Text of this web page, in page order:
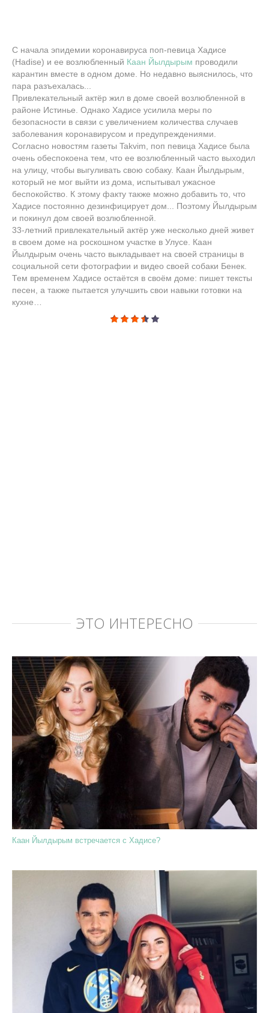
С начала эпидемии коронавируса поп-певица Хадисе
(Hadise) и ее возлюбленный Каан Йылдырым проводили
карантин вместе в одном доме. Но недавно выяснилось, что
пара разъехалась...
Привлекательный актёр жил в доме своей возлюбленной в
районе Истинье. Однако Хадисе усилила меры по
безопасности в связи с увеличением количества случаев
заболевания коронавирусом и предупреждениями.
Согласно новостям газеты Takvim, поп певица Хадисе была
очень обеспокоена тем, что ее возлюбленный часто выходил
на улицу, чтобы выгуливать свою собаку. Каан Йылдырым,
который не мог выйти из дома, испытывал ужасное
беспокойство. К этому факту также можно добавить то, что
Хадисе постоянно дезинфицирует дом... Поэтому Йылдырым
и покинул дом своей возлюбленной.
33-летний привлекательный актёр уже несколько дней живет
в своем доме на роскошном участке в Улусе. Каан
Йылдырым очень часто выкладывает на своей страницы в
социальной сети фотографии и видео своей собаки Бенек.
Тем временем Хадисе остаётся в своём доме: пишет тексты
песен, а также пытается улучшить свои навыки готовки на
кухне…
ЭТО ИНТЕРЕСНО
Каан Йылдырым встречается с Хадисе?